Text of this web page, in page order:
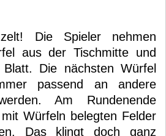
Die Spieler nehmen
aus der Tischmitte und
Die nächsten Würfel
passend an andere
Am Rundenende
Würfeln belegten Felder
Das klingt doch ganz